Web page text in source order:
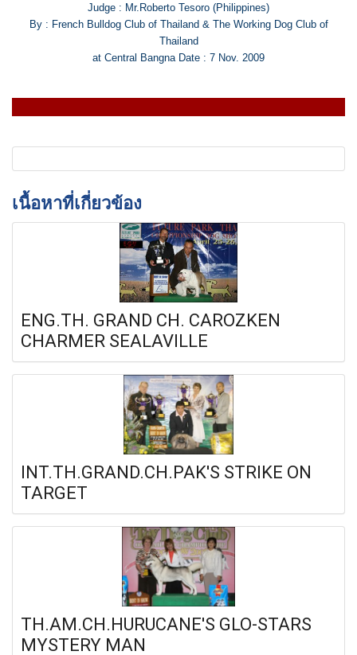
Judge : Mr.Roberto Tesoro (Philippines)
By : French Bulldog Club of Thailand & The Working Dog Club of
Thailand
at Central Bangna Date : 7 Nov. 2009
เนื้อหาที่เกี่ยวข้อง
ENG.TH. GRAND CH. CAROZKEN
CHARMER SEALAVILLE
INT.TH.GRAND.CH.PAK'S STRIKE ON
TARGET
TH.AM.CH.HURUCANE'S GLO-STARS
MYSTERY MAN